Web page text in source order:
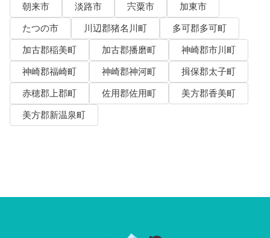
朝来市
淡路市 宍粟市
加東市
たつの市
川辺郡猪名川町
多可郡多可町
加古郡稲美町
加古郡播磨町
神崎郡市川町
神崎郡福崎町
神崎郡神河町
揖保郡太子町
赤穂郡上郡町
佐用郡佐用町
美方郡香美町
美方郡新温泉町